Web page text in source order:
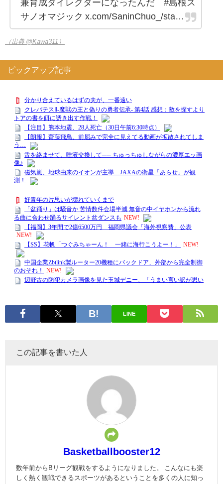
兼育成ダイレクターになったんだ #島根ス
サノオマジック x.com/SaninChuo_/sta…
（出典 @Kawa311）
ピックアップ記事
LINE
この記事を書いた人
Basketballbooster12
数年前からBリーグ観戦をするようになりました。 こんなにも楽
しく熱く観戦できるスポーツがあるということを多くの人に知っ